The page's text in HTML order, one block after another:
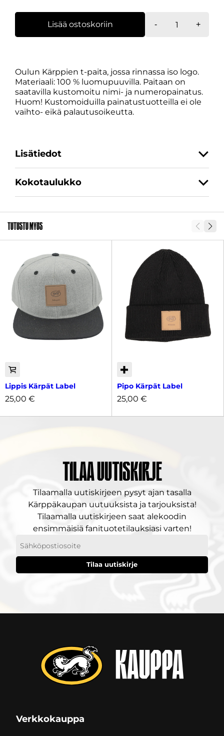
-
määrä
+
Lisää ostoskoriin
Oulun Kärppien t-paita, jossa rinnassa iso logo.
Materiaali: 100 % luomupuuvilla. Paitaan on
saatavilla kustomoitu nimi- ja numeropainatus.
Huom! Kustomoiduilla painatustuotteilla ei ole
vaihto- eikä palautusoikeutta.
Lisätiedot
Koko
SKU
29564
Kokotaulukko
Tutustu myös
Lippis Kärpät Label
25,00 €
Pipo Kärpät Label
25,00 €
Tilaa uutiskirje
Tilaamalla uutiskirjeen pysyt ajan tasalla
Kärppäkaupan uutuuksista ja tarjouksista!
Tilaamalla uutiskirjeen saat alekoodin
ensimmäisiä fanituotetilauksiasi varten!
Verkkokauppa